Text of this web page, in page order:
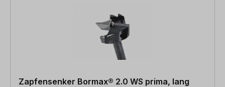
Zapfensenker Bormax® 2.0 WS prima, lang